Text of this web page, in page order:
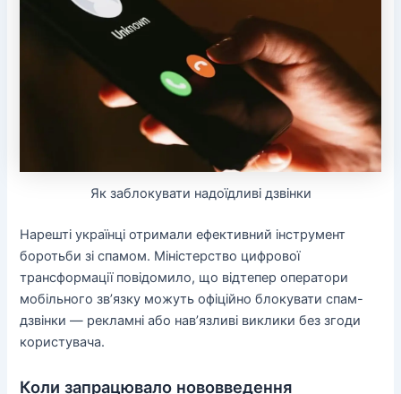
Як заблокувати надоїдливі дзвінки
Нарешті українці отримали ефективний інструмент
боротьби зі спамом. Міністерство цифрової
трансформації повідомило, що відтепер оператори
мобільного зв’язку можуть офіційно блокувати спам-
дзвінки — рекламні або нав’язливі виклики без згоди
користувача.
Коли запрацювало нововведення